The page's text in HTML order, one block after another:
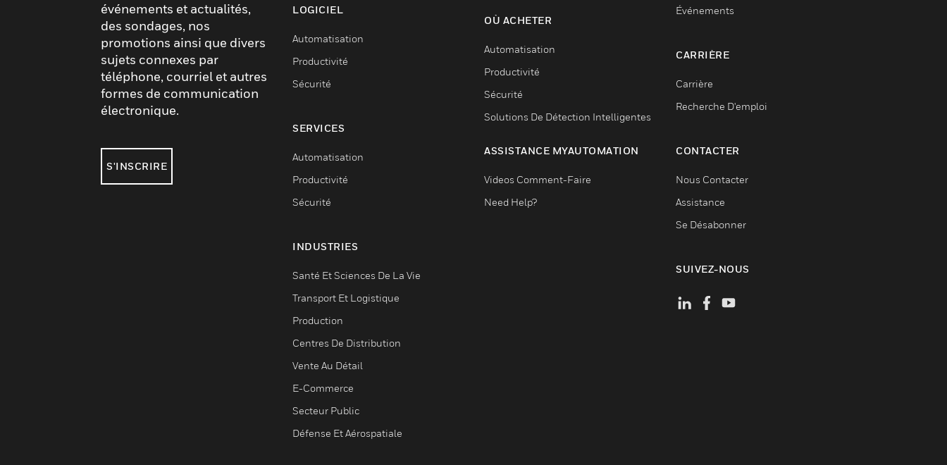
événements et actualités,
des sondages, nos
promotions ainsi que divers
sujets connexes par
téléphone, courriel et autres
formes de communication
électronique.
S'INSCRIRE
LOGICIEL
Automatisation
Productivité
Sécurité
SERVICES
Automatisation
Productivité
Sécurité
INDUSTRIES
Santé Et Sciences De La Vie
Transport Et Logistique
Production
Centres De Distribution
Vente Au Détail
E-Commerce
Secteur Public
Défense Et Aérospatiale
OÙ ACHETER
Automatisation
Productivité
Sécurité
Solutions De Détection Intelligentes
ASSISTANCE MYAUTOMATION
Videos Comment-Faire
Need Help?
Événements
CARRIÈRE
Carrière
Recherche D'emploi
CONTACTER
Nous Contacter
Assistance
Se Désabonner
SUIVEZ-NOUS